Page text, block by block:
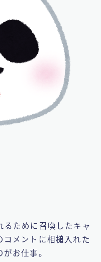
るために召喚したキャ
コメントに相槌入れた
お仕事。